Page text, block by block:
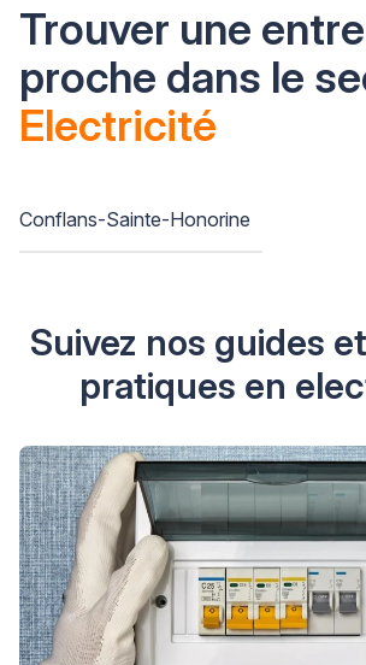
Trouver une
proche dans le
Electricité
Conflans-Sainte-Honorine
Suivez nos guides
pratiques en